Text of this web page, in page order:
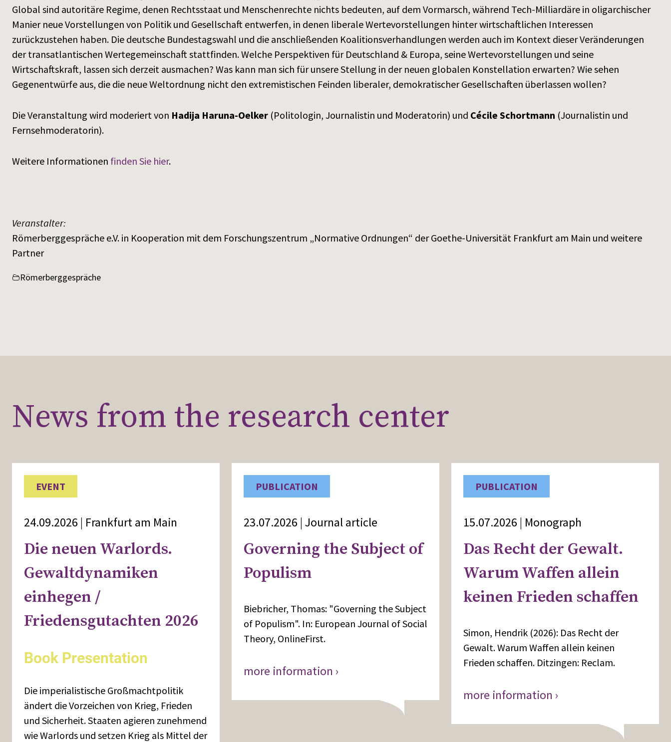
Global sind autoritäre Regime, denen Rechtsstaat und Menschenrechte nichts bedeuten, auf dem Vormarsch, während Tech-Milliardäre in oligarchischer
Manier neue Vorstellungen von Politik und Gesellschaft entwerfen, in denen liberale Wertevorstellungen hinter wirtschaftlichen Interessen
zurückzustehen haben. Die deutsche Bundestagswahl und die anschließenden Koalitionsverhandlungen werden auch im Kontext dieser Veränderungen
der transatlantischen Wertegemeinschaft stattfinden. Welche Perspektiven für Deutschland & Europa, seine Wertevorstellungen und seine
Wirtschaftskraft, lassen sich derzeit ausmachen? Was kann man sich für unsere Stellung in der neuen globalen Konstellation erwarten? Wie sehen
Gegenentwürfe aus, die die neue Weltordnung nicht den extremistischen Feinden liberaler, demokratischer Gesellschaften überlassen wollen?
Die Veranstaltung wird moderiert von Hadija Haruna-Oelker (Politologin, Journalistin und Moderatorin) und Cécile Schortmann (Journalistin und
Fernsehmoderatorin).
Weitere Informationen finden Sie hier.
Veranstalter:
Römerberggespräche e.V. in Kooperation mit dem Forschungszentrum „Normative Ordnungen“ der Goethe-Universität Frankfurt am Main und weitere
Partner
Römerberggespräche
News from the research center
EVENT
24.09.2026 | Frankfurt am Main
Die neuen Warlords.
Gewaltdynamiken
einhegen /
Friedensgutachten 2026
Book Presentation
Die imperialistische Großmachtpolitik
ändert die Vorzeichen von Krieg, Frieden
und Sicherheit. Staaten agieren zunehmend
wie Warlords und setzen Krieg als Mittel der
PUBLICATION
23.07.2026 | Journal article
Governing the Subject of
Populism
Biebricher, Thomas: "Governing the Subject
of Populism". In: European Journal of Social
Theory, OnlineFirst.
more information ›
PUBLICATION
15.07.2026 | Monograph
Das Recht der Gewalt.
Warum Waffen allein
keinen Frieden schaffen
Simon, Hendrik (2026): Das Recht der
Gewalt. Warum Waffen allein keinen
Frieden schaffen. Ditzingen: Reclam.
more information ›